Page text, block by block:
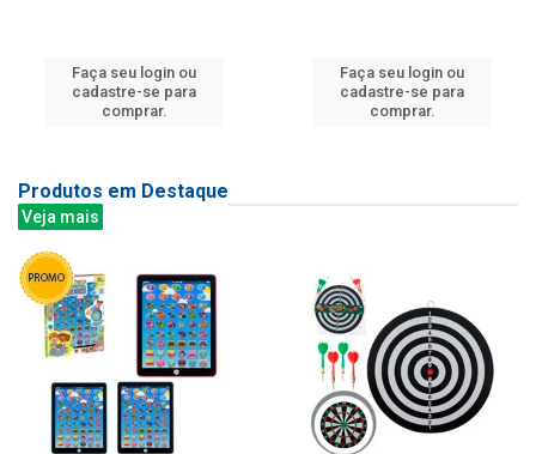
Faça seu login ou
cadastre-se para
comprar.
Faça seu login ou
cadastre-se para
comprar.
Produtos em Destaque
Veja mais